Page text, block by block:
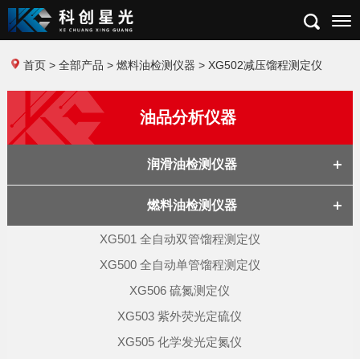
首页> 全部产品 > 燃料油检测仪器 > XG502减压馏程测定仪
油品分析仪器
润滑油检测仪器
燃料油检测仪器
XG501 全自动双管馏程测定仪
XG500 全自动单管馏程测定仪
XG506 硫氮测定仪
XG503 紫外荧光定硫仪
XG505 化学发光定氮仪